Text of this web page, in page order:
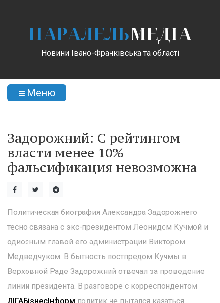
ПАРАЛЕЛЬМЕДІА
Новини Івано-Франківська та області
Меню
Задорожний: С рейтингом
власти менее 10%
фальсификация невозможна
Политическая биография Александра Задорожнего
тесно связана с экс-президентом Леонидом Кучмой и
одиозным главой его администрации Виктором
Медведчуком. В бытность постпредом Кучмы в
Верховной Раде Задорожний отвечал за проведение
линии президента. В разговоре с корреспондентом
ЛІГАБізнесІнформ политик не пытался казаться